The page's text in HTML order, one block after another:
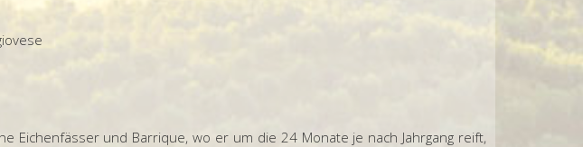
Eichenfässer und Barrique, wo er um die 24 Monate je nach Jahrgang reift,